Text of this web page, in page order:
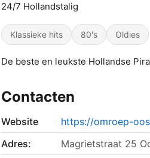
24/7 Hollandstalig
Klassieke hits 80's Oldies
De beste en leukste Hollandse
Contacten
Website
https://omroep-
Adres:
Magrietstraat 25